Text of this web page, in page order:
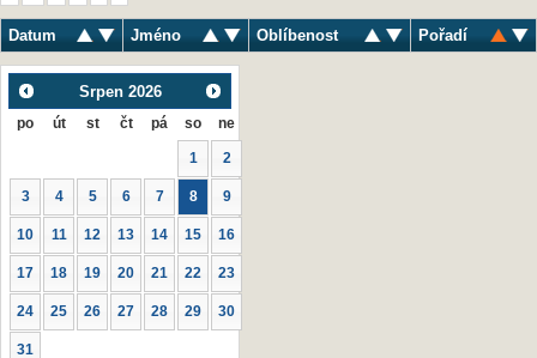
Datum Jméno Oblíbenost Pořadí
Srpen 2026
po út st čt pá so ne
1 2
3 4 5 6 7 8 9
10 11 12 13 14 15 16
17 18 19 20 21 22 23
24 25 26 27 28 29 30
31